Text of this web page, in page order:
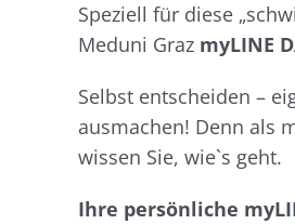
Speziell für diese
Meduni Graz myLINE
Selbst entscheiden –
ausmachen! Denn als
wissen Sie, wie`s geht.
Ihre persönliche